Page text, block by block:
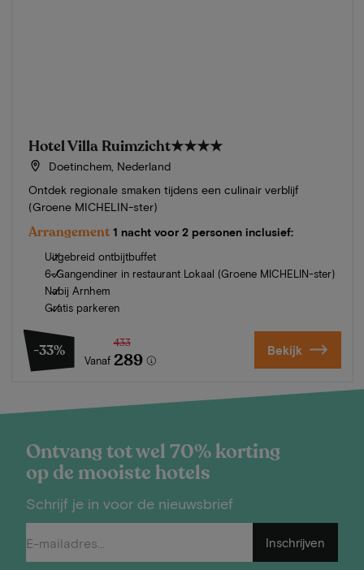
Hotel Villa Ruimzicht★★★★
Doetinchem, Nederland
Ontdek regionale smaken tijdens een culinair verblijf
(Groene MICHELIN-ster)
Arrangement 1 nacht voor 2 personen inclusief:
Uitgebreid ontbijtbuffet
6-Gangendiner in restaurant Lokaal (Groene MICHELIN-ster)
Nabij Arnhem
Gratis parkeren
-33%
Vanaf
433
289 Bekijk
Ontvang tot wel 70% korting
op de mooiste hotels
Schrijf je in voor de nieuwsbrief
Inschrijven